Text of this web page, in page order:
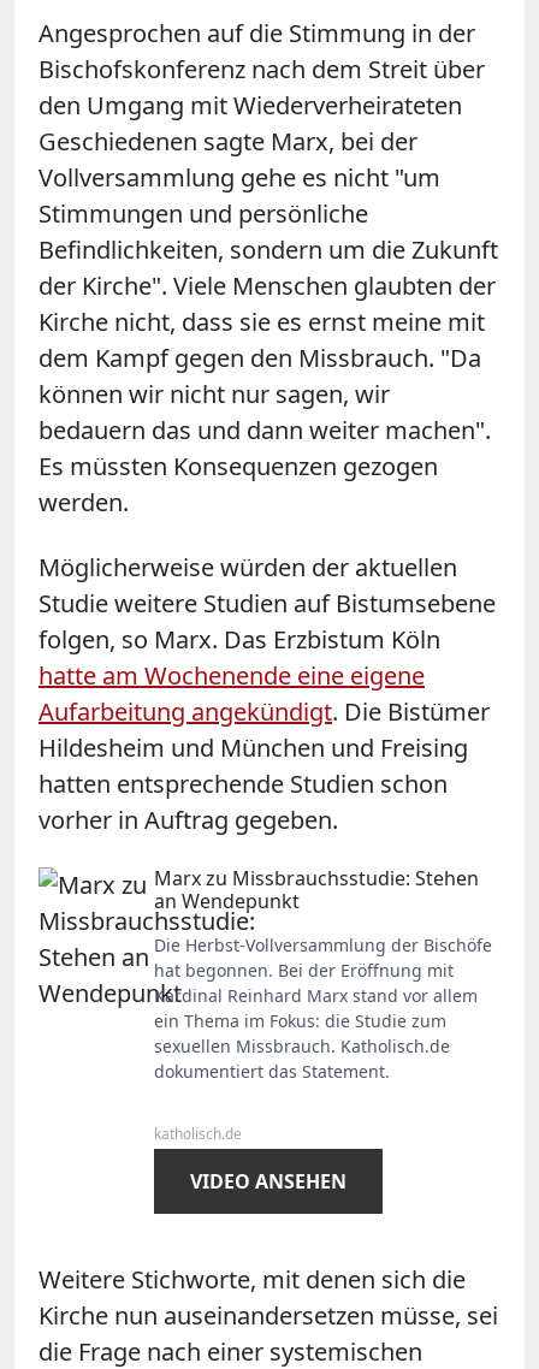
Angesprochen auf die Stimmung in der
Bischofskonferenz nach dem Streit über
den Umgang mit Wiederverheirateten
Geschiedenen sagte Marx, bei der
Vollversammlung gehe es nicht "um
Stimmungen und persönliche
Befindlichkeiten, sondern um die Zukunft
der Kirche". Viele Menschen glaubten der
Kirche nicht, dass sie es ernst meine mit
dem Kampf gegen den Missbrauch. "Da
können wir nicht nur sagen, wir
bedauern das und dann weiter machen".
Es müssten Konsequenzen gezogen
werden.
Möglicherweise würden der aktuellen
Studie weitere Studien auf Bistumsebene
folgen, so Marx. Das Erzbistum Köln
hatte am Wochenende eine eigene
Aufarbeitung angekündigt. Die Bistümer
Hildesheim und München und Freising
hatten entsprechende Studien schon
vorher in Auftrag gegeben.
Marx zu Missbrauchsstudie: Stehen
an Wendepunkt
Die Herbst-Vollversammlung der Bischöfe
hat begonnen. Bei der Eröffnung mit
Kardinal Reinhard Marx stand vor allem
ein Thema im Fokus: die Studie zum
sexuellen Missbrauch. Katholisch.de
dokumentiert das Statement.
katholisch.de
VIDEO ANSEHEN
Weitere Stichworte, mit denen sich die
Kirche nun auseinandersetzen müsse, sei
die Frage nach einer systemischen